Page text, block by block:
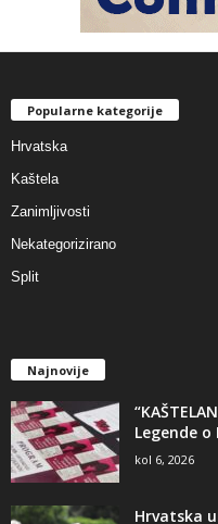
Popularne kategorije
Hrvatska
Kaštela
Zanimljivosti
Nekategorizirano
Split
Najnovije
Legende
kol 6, 2026
Hrvatska